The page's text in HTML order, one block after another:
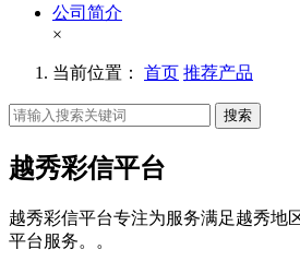
公司简介
×
当前位置： 首页 推荐产品
搜索
越秀彩信平台
越秀彩信平台专注为服务满足越秀地
平台服务。。